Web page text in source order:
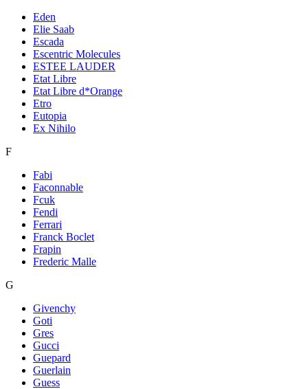
Eden
Elie Saab
Escada
Escentric Molecules
ESTEE LAUDER
Etat Libre
Etat Libre d*Orange
Etro
Eutopia
Ex Nihilo
F
Fabi
Faconnable
Fcuk
Fendi
Ferrari
Franck Boclet
Frapin
Frederic Malle
G
Givenchy
Goti
Gres
Gucci
Guepard
Guerlain
Guess